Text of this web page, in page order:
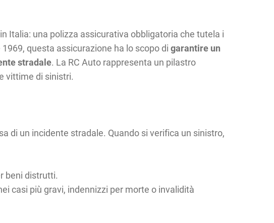
Italia: una polizza assicurativa obbligatoria che tutela i
questa assicurazione ha lo scopo di garantire un
stradale. La RC Auto rappresenta un pilastro
vittime di sinistri.
di un incidente stradale. Quando si verifica un sinistro,
beni distrutti.
casi più gravi, indennizzi per morte o invalidità